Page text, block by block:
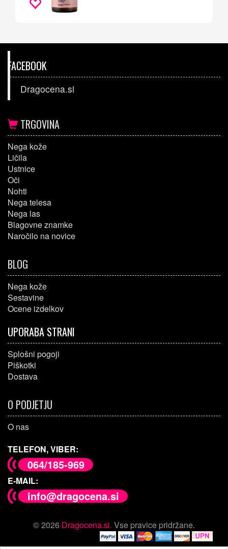
FACEBOOK
Dragocena.si
TRGOVINA
Nega kože
Ličila
Ustnice
Oči
Nohti
Nega telesa
Nega las
Blagovne znamke
Naročilo na novice
BLOG
Nega kože
Sestavine
Ocene izdelkov
UPORABA STRANI
Splošni pogoji
Piškotki
Dostava
O PODJETJU
O nas
TELEFON, VIBER:
064/185-969
E-MAIL:
info@dragocena.si
© 2026 Dragocena.si. Vse pravice pridržane.